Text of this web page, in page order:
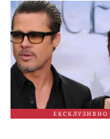
ЕКСКЛУЗИВНО